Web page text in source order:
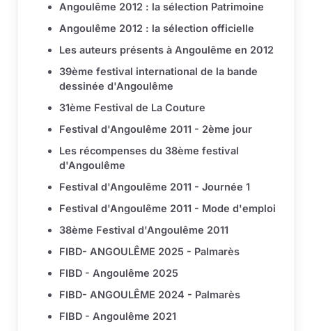
Angoulême 2012 : la sélection Patrimoine
Angoulême 2012 : la sélection officielle
Les auteurs présents à Angoulême en 2012
39ème festival international de la bande
dessinée d'Angoulême
31ème Festival de La Couture
Festival d'Angoulême 2011 - 2ème jour
Les récompenses du 38ème festival
d'Angoulême
Festival d'Angoulême 2011 - Journée 1
Festival d'Angoulême 2011 - Mode d'emploi
38ème Festival d'Angoulême 2011
FIBD- ANGOULÊME 2025 - Palmarès
FIBD - Angoulême 2025
FIBD- ANGOULÊME 2024 - Palmarès
FIBD - Angoulême 2021